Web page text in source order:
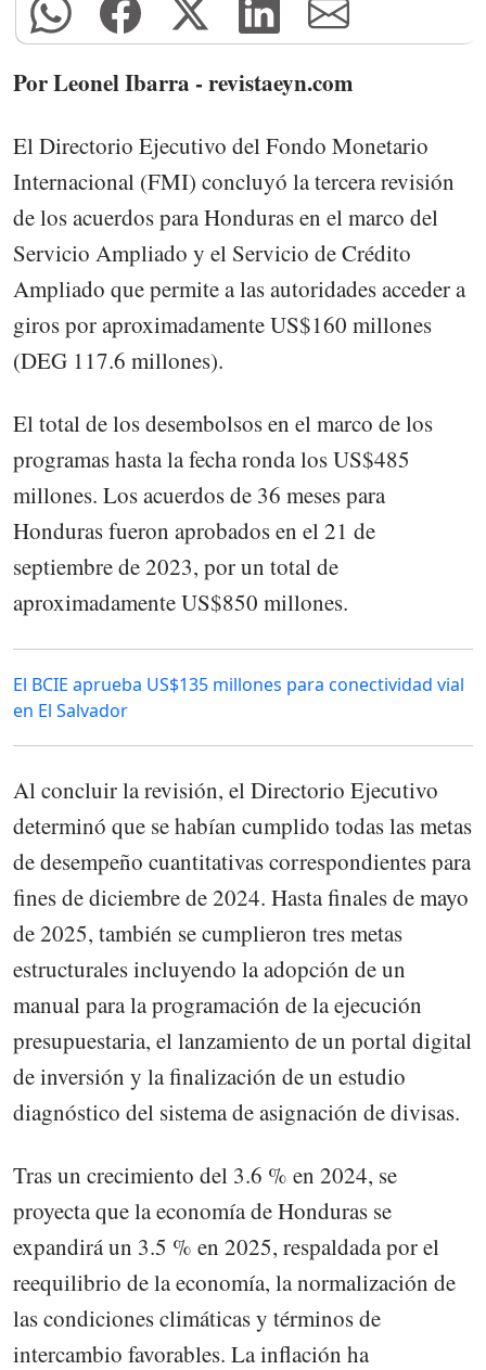
Por Leonel Ibarra - revistaeyn.com
El Directorio Ejecutivo del Fondo Monetario
Internacional (FMI) concluyó la tercera revisión
de los acuerdos para Honduras en el marco del
Servicio Ampliado y el Servicio de Crédito
Ampliado que permite a las autoridades acceder a
giros por aproximadamente US$160 millones
(DEG 117.6 millones).
El total de los desembolsos en el marco de los
programas hasta la fecha ronda los US$485
millones. Los acuerdos de 36 meses para
Honduras fueron aprobados en el 21 de
septiembre de 2023, por un total de
aproximadamente US$850 millones.
El BCIE aprueba US$135 millones para conectividad vial
en El Salvador
Al concluir la revisión, el Directorio Ejecutivo
determinó que se habían cumplido todas las metas
de desempeño cuantitativas correspondientes para
fines de diciembre de 2024. Hasta finales de mayo
de 2025, también se cumplieron tres metas
estructurales incluyendo la adopción de un
manual para la programación de la ejecución
presupuestaria, el lanzamiento de un portal digital
de inversión y la finalización de un estudio
diagnóstico del sistema de asignación de divisas.
Tras un crecimiento del 3.6 % en 2024, se
proyecta que la economía de Honduras se
expandirá un 3.5 % en 2025, respaldada por el
reequilibrio de la economía, la normalización de
las condiciones climáticas y términos de
intercambio favorables. La inflación ha